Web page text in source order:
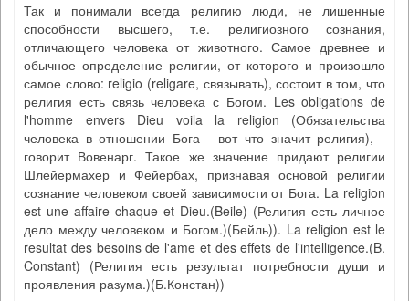
Так и понимали всегда религию люди, не лишенные
способности высшего, т.е. религиозного сознания,
отличающего человека от животного. Самое древнее и
обычное определение религии, от которого и произошло
самое слово: religio (religare, связывать), состоит в том, что
религия есть связь человека с Богом. Les obligations de
l'homme envers Dieu voila la religion (Обязательства
человека в отношении Бога - вот что значит религия), -
говорит Вовенарг. Такое же значение придают религии
Шлейермахер и Фейербах, признавая основой религии
сознание человеком своей зависимости от Бога. La religion
est une affaire chaque et Dieu.(Beile) (Религия есть личное
дело между человеком и Богом.)(Бейль)). La religion est le
resultat des besoins de l'ame et des effets de l'intelligence.(B.
Constant) (Религия есть результат потребности души и
проявления разума.)(Б.Констан))